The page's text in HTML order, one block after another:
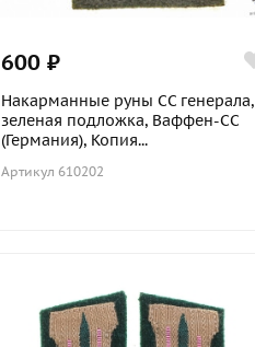
600 ₽
Накарманные руны СС генерала,
зеленая подложка, Ваффен-СС
(Германия), Копия...
Артикул 610202